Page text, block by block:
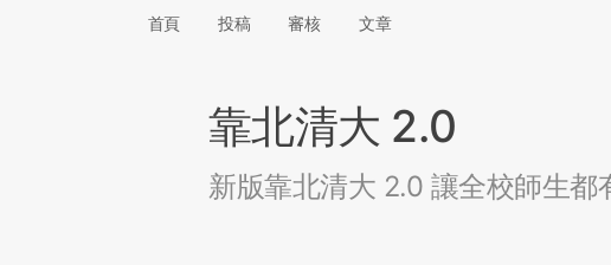
首頁 投稿 審核 文章
靠北清大 2.0
新版靠北清大 2.0 讓全校師生都